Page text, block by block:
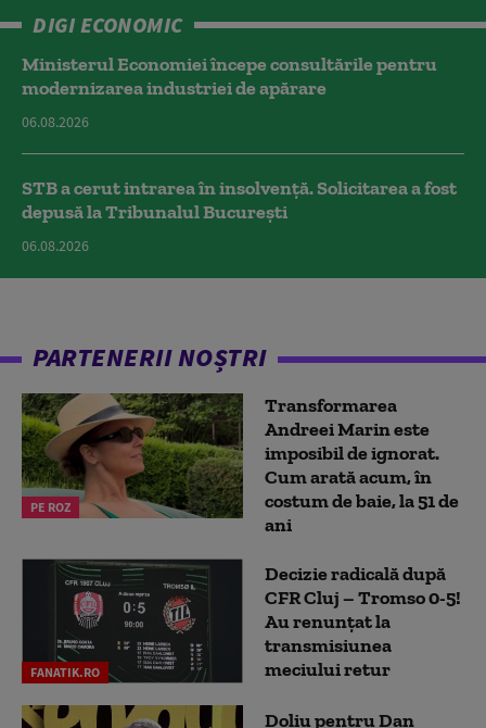
DIGI ECONOMIC
Ministerul Economiei începe consultările pentru
modernizarea industriei de apărare
06.08.2026
STB a cerut intrarea în insolvență. Solicitarea a fost
depusă la Tribunalul București
06.08.2026
PARTENERII NOȘTRI
PE ROZ
Transformarea
Andreei Marin este
imposibil de ignorat.
Cum arată acum, în
costum de baie, la 51 de
ani
FANATIK.RO
Decizie radicală după
CFR Cluj – Tromso 0-5!
Au renunțat la
transmisiunea
meciului retur
Doliu pentru Dan